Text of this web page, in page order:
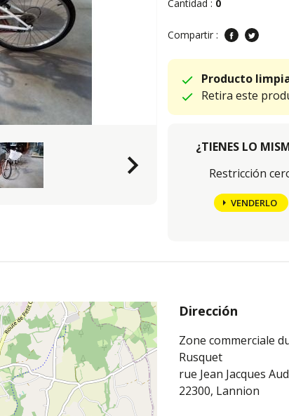
keyboard_arrow_right
Cantidad : 0
Compartir :
Producto
Retira este
¿TIENES LO
Restricción
VENDERLO
Dirección
Zone commerciale
Rusquet
rue Jean Jacques
22300, Lannion